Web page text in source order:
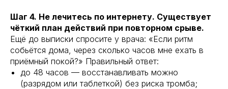
Шаг 4. Не лечитесь по интернету. Существует
чёткий план действий при повторном срыве.
Ещё до выписки спросите у врача: «Если ритм
собьётся дома, через сколько часов мне ехать в
приёмный покой?» Правильный ответ:
до 48 часов — восстанавливать можно
(разрядом или таблеткой) без риска тромба;